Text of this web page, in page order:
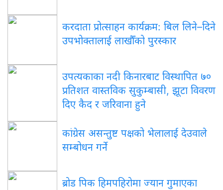
करदाता प्रोत्साहन कार्यक्रम: बिल लिने–दिने
उपभोक्तालाई लाखौँको पुरस्कार
उपत्यकाका नदी किनारबाट विस्थापित ७०
प्रतिशत वास्तविक सुकुम्बासी, झूटा विवरण
दिए कैद र जरिवाना हुने
कांग्रेस असन्तुष्ट पक्षको भेलालाई देउवाले
सम्बोधन गर्ने
ब्रोड पिक हिमपहिरोमा ज्यान गुमाएका